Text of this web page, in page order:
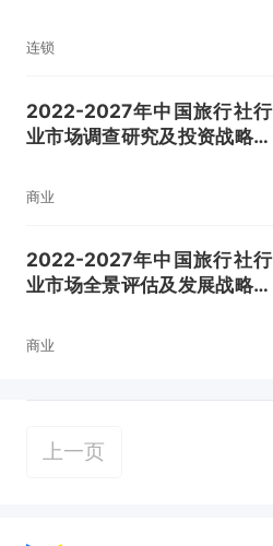
连锁
2022-2027年中国旅行社行
业市场调查研究及投资战略研
商业
2022-2027年中国旅行社行
业市场全景评估及发展战略研
商业
上一页